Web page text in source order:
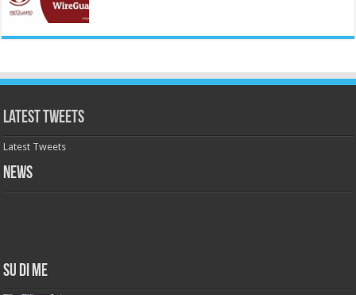
Latest Tweets
Latest Tweets
News
Su di me